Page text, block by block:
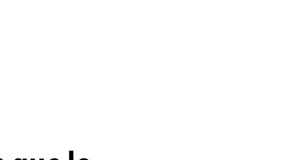
Suscribite x US$ 3,45